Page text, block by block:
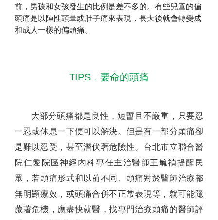
前，男孩和女孩發生的比例是差不多的。有些兒童的偏
頭痛是以陣性頭暈或肚子痛來表現，長大後就會轉變成
和成人一樣的偏頭痛。
TIPS．要命的頭痛
大部分頭痛都是良性，短暫且不嚴重，只要忍
一忍或休息一下便可以解決。但是有一部分頭痛卻
是難以忍受，甚至潛伏著危險性。台北市立聯合醫
院仁愛院區神經內科專任主治醫師王毓禎提醒民
眾，若頭痛形式和以前不同、頭痛對於醫師治療都
無明顯療效，或頭痛合併不正常表現等，就可能隱
藏著危機，應盡快就醫，找專門治療頭痛的醫師評